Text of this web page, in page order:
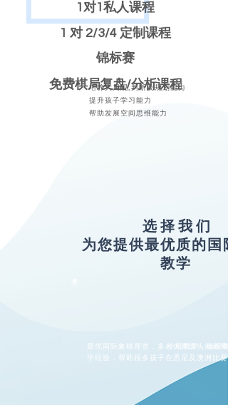
1对1私人课程
1 对 2/3/4 定制课程
锦标赛
免费棋局复盘/分析课程
培养大局观,判断及规划能力
提升孩子学习能力
帮助发展空间思维能力
选 择 我 们
为您提供最优质的国
教学
小班教学，确保
最优国际象棋师资，多名大师级头街老师
学经验，帮助很多孩子在悉尼及澳洲比赛